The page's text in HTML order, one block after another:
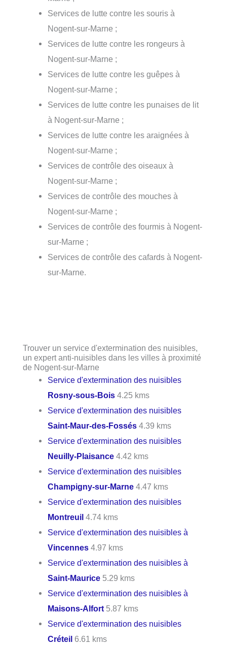
Services de lutte contre les souris à
Nogent-sur-Marne ;
Services de lutte contre les rongeurs à
Nogent-sur-Marne ;
Services de lutte contre les guêpes à
Nogent-sur-Marne ;
Services de lutte contre les punaises de lit
à Nogent-sur-Marne ;
Services de lutte contre les araignées à
Nogent-sur-Marne ;
Services de contrôle des oiseaux à
Nogent-sur-Marne ;
Services de contrôle des mouches à
Nogent-sur-Marne ;
Services de contrôle des fourmis à Nogent-
sur-Marne ;
Services de contrôle des cafards à Nogent-
sur-Marne.
Trouver un service d'extermination des nuisibles,
un expert anti-nuisibles dans les villes à proximité
de Nogent-sur-Marne
Service d'extermination des nuisibles
Rosny-sous-Bois 4.25 kms
Service d'extermination des nuisibles
Saint-Maur-des-Fossés 4.39 kms
Service d'extermination des nuisibles
Neuilly-Plaisance 4.42 kms
Service d'extermination des nuisibles
Champigny-sur-Marne 4.47 kms
Service d'extermination des nuisibles
Montreuil 4.74 kms
Service d'extermination des nuisibles à
Vincennes 4.97 kms
Service d'extermination des nuisibles à
Saint-Maurice 5.29 kms
Service d'extermination des nuisibles à
Maisons-Alfort 5.87 kms
Service d'extermination des nuisibles
Créteil 6.61 kms